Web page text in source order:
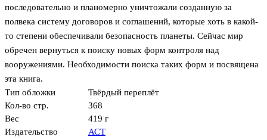
последовательно и планомерно уничтожали созданную за
полвека систему договоров и соглашений, которые хоть в какой-
то степени обеспечивали безопасность планеты. Сейчас мир
обречен вернуться к поиску новых форм контроля над
вооружениями. Необходимости поиска таких форм и посвящена
эта книга.
Тип обложки
Твёрдый переплёт
Кол-во стр.
368
Вес
419 г
Издательство
АСТ